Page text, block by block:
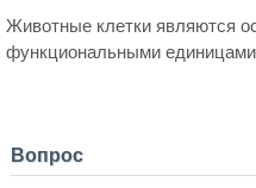
Животные клетки являются
функциональными
Вопрос